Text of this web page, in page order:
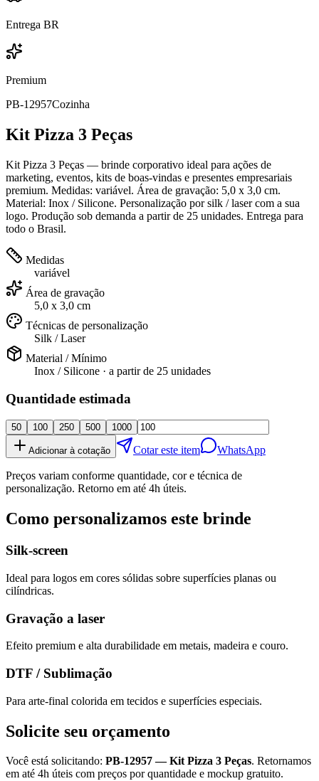
Entrega BR
Premium
PB-12957Cozinha
Kit Pizza 3 Peças
Kit Pizza 3 Peças — brinde corporativo ideal para ações de
marketing, eventos, kits de boas-vindas e presentes empresariais
premium. Medidas: variável. Área de gravação: 5,0 x 3,0 cm.
Material: Inox / Silicone. Personalização por silk / laser com a sua
logo. Produção sob demanda a partir de 25 unidades. Entrega para
todo o Brasil.
Medidas
variável
Área de gravação
5,0 x 3,0 cm
Técnicas de personalização
Silk / Laser
Material / Mínimo
Inox / Silicone · a partir de 25 unidades
Quantidade estimada
50 100 250 500 1000
Adicionar à cotação Cotar este item WhatsApp
Preços variam conforme quantidade, cor e técnica de
personalização. Retorno em até 4h úteis.
Como personalizamos este brinde
Silk-screen
Ideal para logos em cores sólidas sobre superfícies planas ou
cilíndricas.
Gravação a laser
Efeito premium e alta durabilidade em metais, madeira e couro.
DTF / Sublimação
Para arte-final colorida em tecidos e superfícies especiais.
Solicite seu orçamento
Você está solicitando: PB-12957—Kit Pizza 3 Peças. Retornamos
em até 4h úteis com preços por quantidade e mockup gratuito.